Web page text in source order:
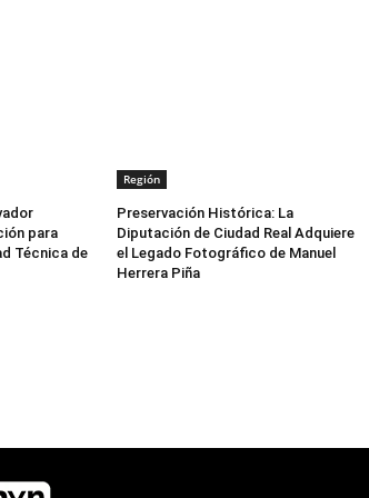
para
Técnica de
Región
Preservación Histórica: La
Diputación de Ciudad Real Adquiere
el Legado Fotográfico de Manuel
Herrera Piña